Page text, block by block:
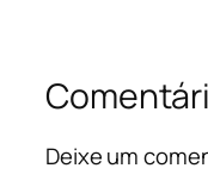
Deixe um